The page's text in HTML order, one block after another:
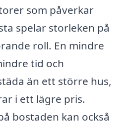
som påverkar
spelar storleken på
roll. En mindre
tid och
än ett större hus,
i ett lägre pris.
bostaden kan också